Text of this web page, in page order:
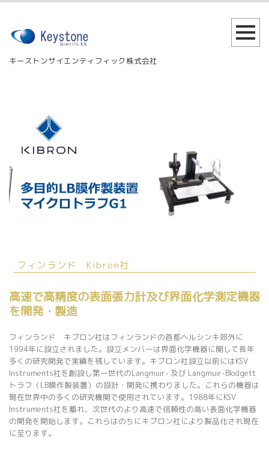
キーストンサイエンティフィック株式会社
フィンランド Kibron社
高速で高精度の表面張力計及び界面化学測定機器
を開発・製造
フィンランド キブロン社はフィンランドの首都ヘルシンキ郊外に
1994年に設立されました。設立メンバーは界面化学機器に関して長年
多くの研究開発で実績を残しています。キブロン社設立以前にはKSV
Instruments社を創設し第一世代のLangmuir- 及び Langmuir-Blodgett
トラフ（LB膜作製装置）の設計・開発に携わりました。これらの機器は
現在世界中の多くの研究機関で使用されています。1988年にKSV
Instruments社を離れ、次世代のより高速で信頼性の高い表面化学機器
の開発を開始します。これらはのちにキブロン社により製品化され現在
に至ります。